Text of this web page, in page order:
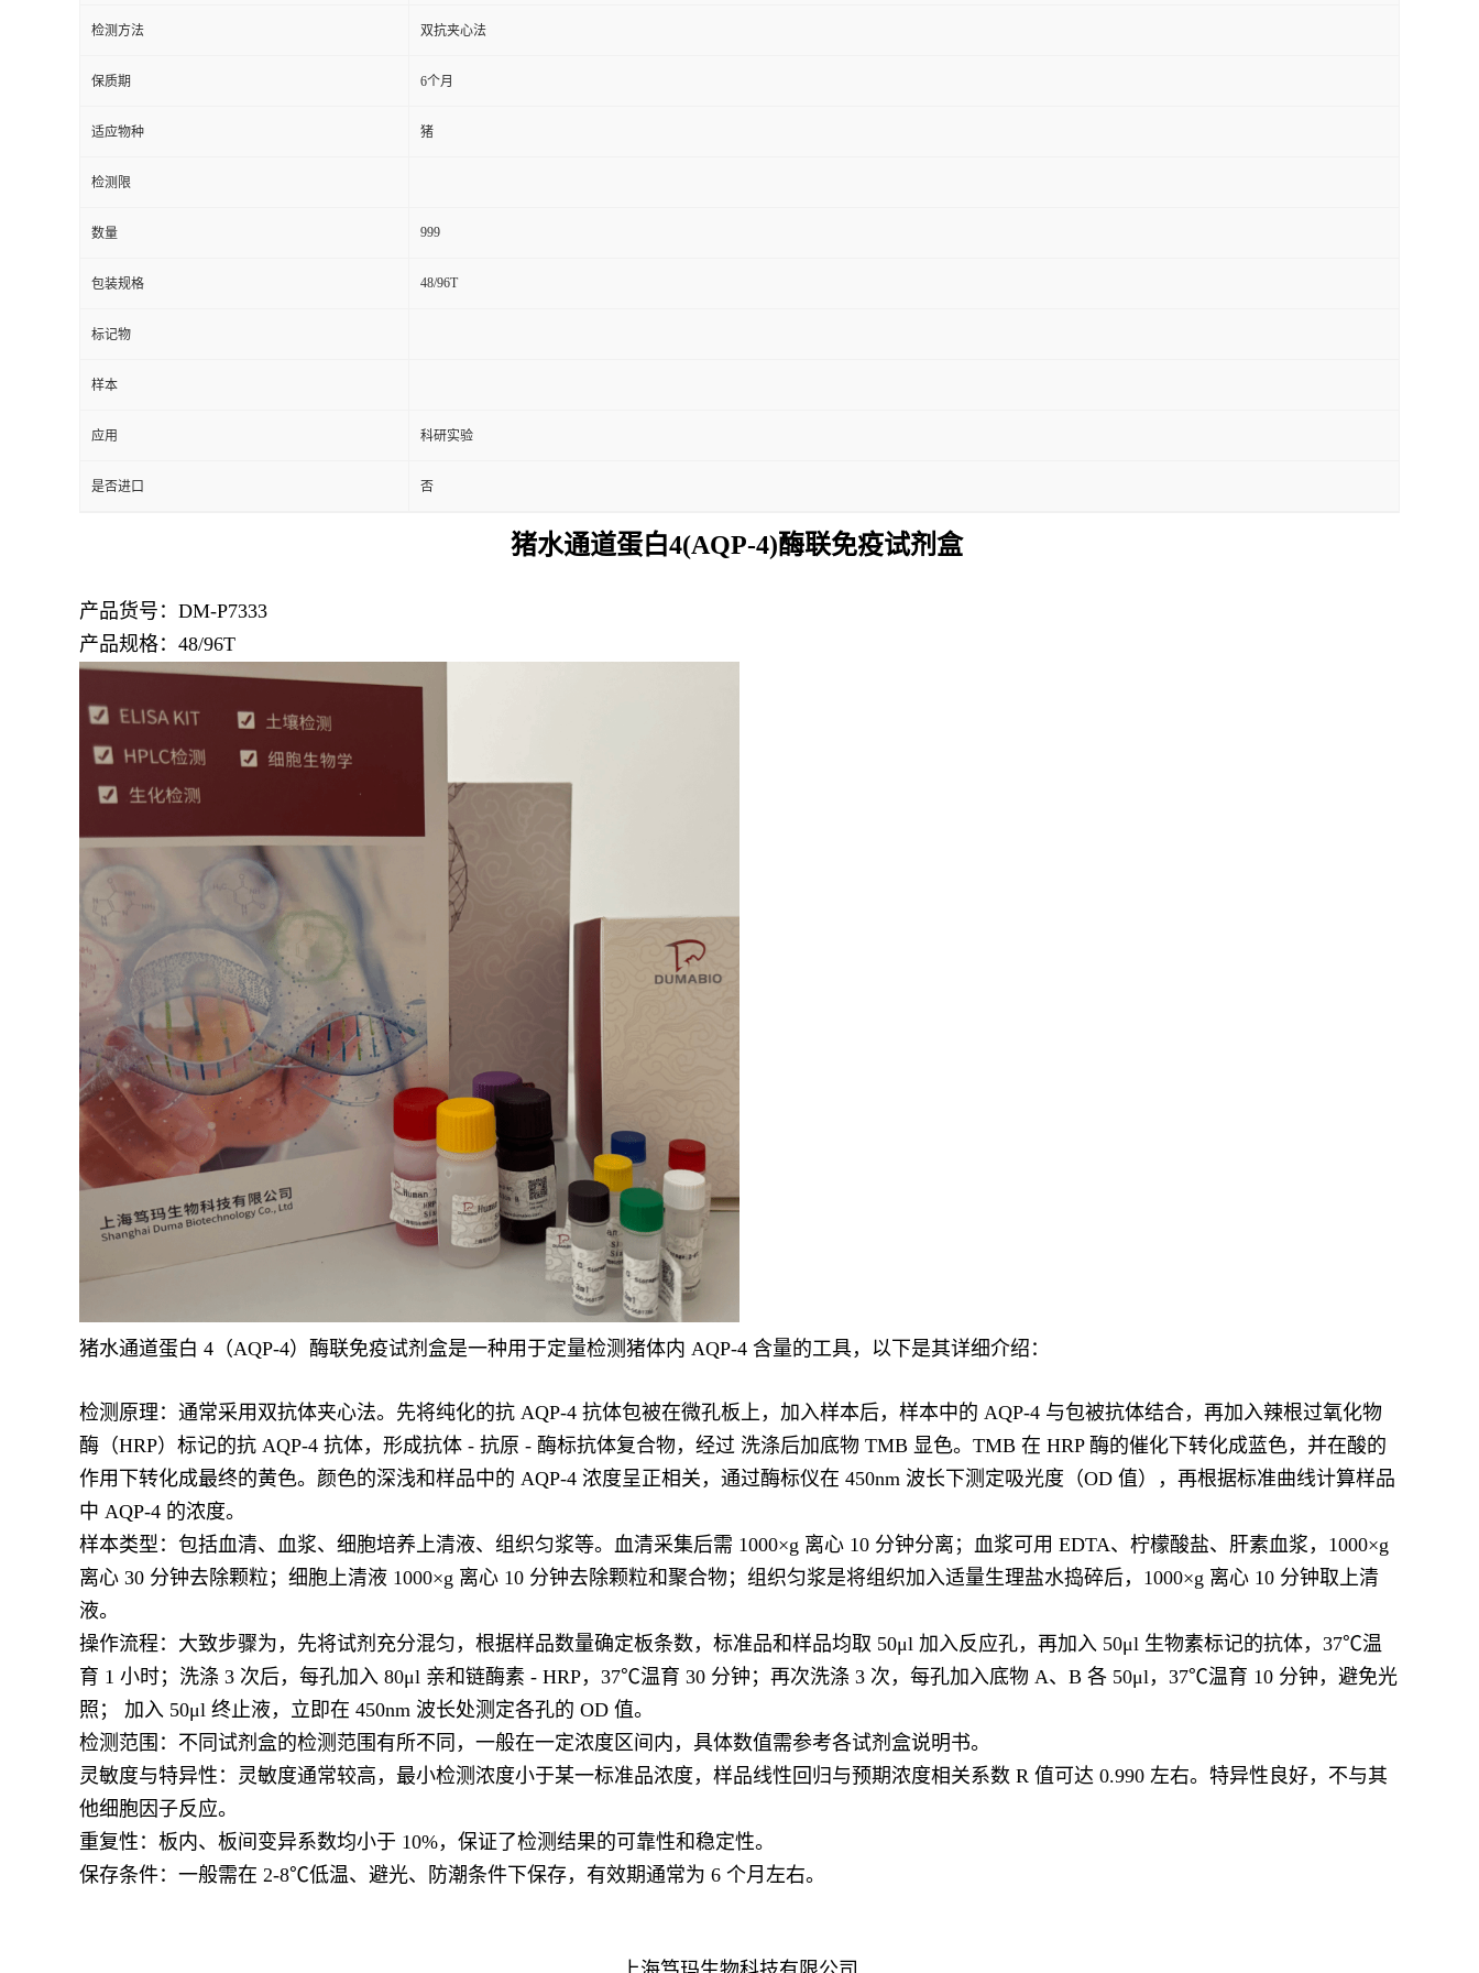
检测方法 双抗夹心法
保质期 6个月
适应物种 猪
检测限
数量 999
包装规格 48/96T
标记物
样本
应用 科研实验
是否进口 否
猪水通道蛋白4(AQP-4)酶联免疫试剂盒
产品货号：DM-P7333
产品规格：48/96T
猪水通道蛋白 4（AQP-4）酶联免疫试剂盒是一种用于定量检测猪体内 AQP-4 含量的工具，以下是其详细介绍：
检测原理：通常采用双抗体夹心法。先将纯化的抗 AQP-4 抗体包被在微孔板上，加入样本后，样本中的 AQP-4 与包被抗体结合，再加入辣根过氧化物
酶（HRP）标记的抗 AQP-4 抗体，形成抗体 - 抗原 - 酶标抗体复合物，经过 洗涤后加底物 TMB 显色。TMB 在 HRP 酶的催化下转化成蓝色，并在酸的
作用下转化成最终的黄色。颜色的深浅和样品中的 AQP-4 浓度呈正相关，通过酶标仪在 450nm 波长下测定吸光度（OD 值），再根据标准曲线计算样品
中 AQP-4 的浓度。
样本类型：包括血清、血浆、细胞培养上清液、组织匀浆等。血清采集后需 1000×g 离心 10 分钟分离；血浆可用 EDTA、柠檬酸盐、肝素血浆，1000×g
离心 30 分钟去除颗粒；细胞上清液 1000×g 离心 10 分钟去除颗粒和聚合物；组织匀浆是将组织加入适量生理盐水捣碎后，1000×g 离心 10 分钟取上清
液。
操作流程：大致步骤为，先将试剂充分混匀，根据样品数量确定板条数，标准品和样品均取 50μl 加入反应孔，再加入 50μl 生物素标记的抗体，37℃温
育 1 小时；洗涤 3 次后，每孔加入 80μl 亲和链酶素 - HRP，37℃温育 30 分钟；再次洗涤 3 次，每孔加入底物 A、B 各 50μl，37℃温育 10 分钟，避免光
照； 加入 50μl 终止液，立即在 450nm 波长处测定各孔的 OD 值。
检测范围：不同试剂盒的检测范围有所不同，一般在一定浓度区间内，具体数值需参考各试剂盒说明书。
灵敏度与特异性：灵敏度通常较高，最小检测浓度小于某一标准品浓度，样品线性回归与预期浓度相关系数 R 值可达 0.990 左右。特异性良好，不与其
他细胞因子反应。
重复性：板内、板间变异系数均小于 10%，保证了检测结果的可靠性和稳定性。
保存条件：一般需在 2-8℃低温、避光、防潮条件下保存，有效期通常为 6 个月左右。